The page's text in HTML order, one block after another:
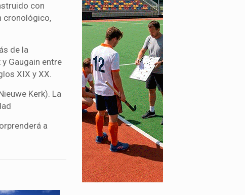
con
cronológico,
de la
Gaugain entre
XIX y XX.
Kerk). La
a